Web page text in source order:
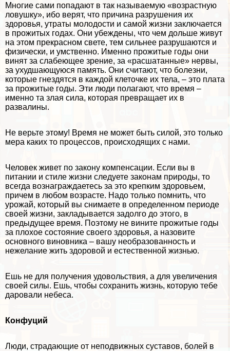
Многие сами попадают в так называемую «возрастную
ловушку», ибо верят, что причина разрушения их
здоровья, утраты молодости и самой жизни заключается
в прожитых годах. Они убеждены, что чем дольше живут
на этом прекрасном свете, тем сильнее разрушаются и
физически, и умственно. Именно прожитые годы они
винят за слабеющее зрение, за «расшатанные» нервы,
за ухудшающуюся память. Они считают, что болезни,
которые гнездятся в каждой клеточке их тела, – это плата
за прожитые годы. Эти люди полагают, что время –
именно та злая сила, которая превращает их в
развалины.
Не верьте этому! Время не может быть силой, это только
мера каких то процессов, происходящих с нами.
Человек живет по закону компенсации. Если вы в
питании и стиле жизни следуете законам природы, то
всегда вознаграждаетесь за это крепким здоровьем,
причем в любом возрасте. Надо только помнить, что
урожай, который вы снимаете в определенном периоде
своей жизни, закладывается задолго до этого, в
предыдущее время. Поэтому не вините прожитые годы
за плохое состояние своего здоровья, а назовите
основного виновника – вашу необразованность и
нежелание жить здоровой и естественной жизнью.
Ешь не для получения удовольствия, а для увеличения
своей силы. Ешь, чтобы сохранить жизнь, которую тебе
даровали небеса.
Конфуций
Люди, страдающие от неподвижных суставов, болей в